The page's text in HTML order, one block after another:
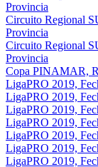
Provincia
Circuito Regional
Provincia
Circuito Regional
Provincia
Copa PINAMAR,
LigaPRO 2019,
LigaPRO 2019,
LigaPRO 2019,
LigaPRO 2019,
LigaPRO 2019,
LigaPRO 2019,
LigaPRO 2019,